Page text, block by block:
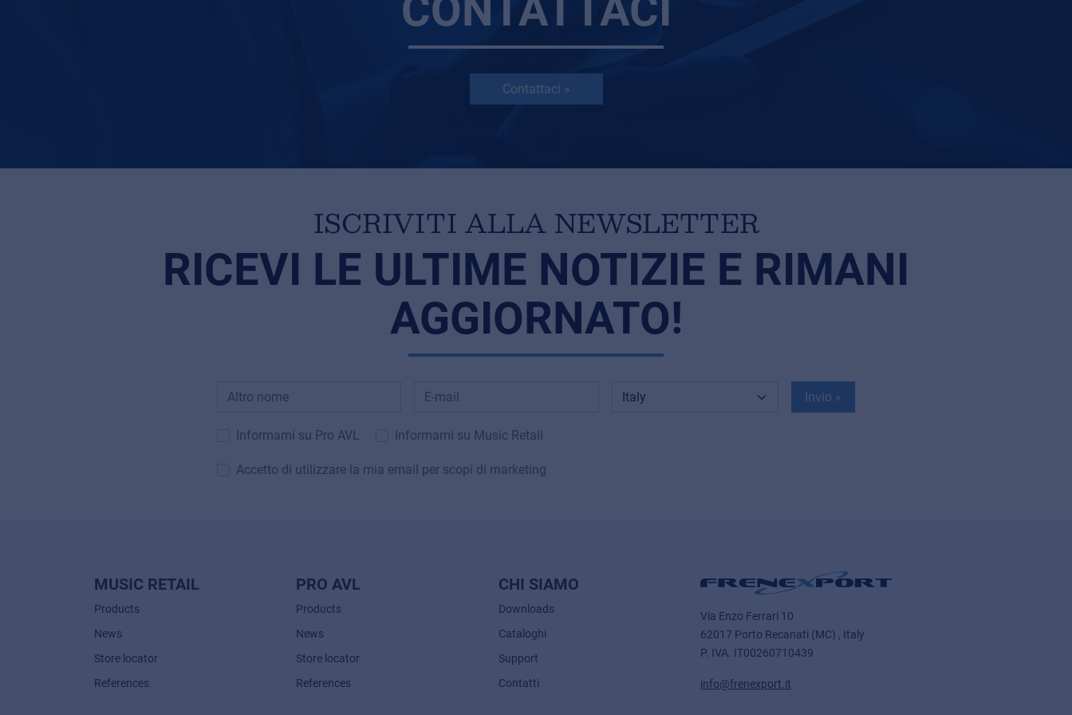
Contattaci »
ISCRIVITI ALLA NEWSLETTER
RICEVI LE ULTIME NOTIZIE E RIMANI
AGGIORNATO!
Informami su Pro AVL Informami su Music Retail
Accetto di utilizzare la mia email per scopi di marketing
Invio »
MUSIC RETAIL
Products
News
Store locator
References
PRO AVL
Products
News
Store locator
References
CHI SIAMO
Downloads
Cataloghi
Support
Contatti
Via Enzo Ferrari 10
62017 Porto Recanati (MC) , Italy
P. IVA. IT00260710439
info@frenexport.it